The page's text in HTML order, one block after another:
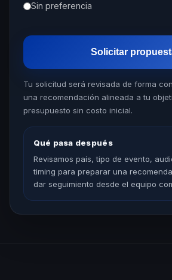
Sin preferencia
Solicitar
Tu solicitud será revisada de forma
una recomendación alineada a tu
presupuesto sin costo inicial.
Qué pasa después
Revisamos país, tipo de evento,
timing para preparar una
dar seguimiento desde el equipo